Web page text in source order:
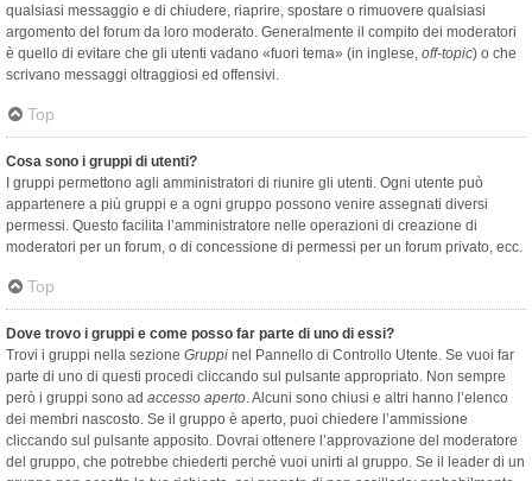
qualsiasi messaggio e di chiudere, riaprire, spostare o rimuovere qualsiasi
argomento del forum da loro moderato. Generalmente il compito dei moderatori
è quello di evitare che gli utenti vadano «fuori tema» (in inglese, off-topic) o che
scrivano messaggi oltraggiosi ed offensivi.
Top
Cosa sono i gruppi di utenti?
I gruppi permettono agli amministratori di riunire gli utenti. Ogni utente può
appartenere a più gruppi e a ogni gruppo possono venire assegnati diversi
permessi. Questo facilita l’amministratore nelle operazioni di creazione di
moderatori per un forum, o di concessione di permessi per un forum privato, ecc.
Top
Dove trovo i gruppi e come posso far parte di uno di essi?
Trovi i gruppi nella sezione Gruppi nel Pannello di Controllo Utente. Se vuoi far
parte di uno di questi procedi cliccando sul pulsante appropriato. Non sempre
però i gruppi sono ad accesso aperto. Alcuni sono chiusi e altri hanno l’elenco
dei membri nascosto. Se il gruppo è aperto, puoi chiedere l’ammissione
cliccando sul pulsante apposito. Dovrai ottenere l’approvazione del moderatore
del gruppo, che potrebbe chiederti perché vuoi unirti al gruppo. Se il leader di un